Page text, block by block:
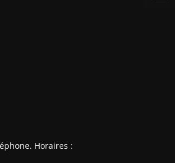
Horaires :